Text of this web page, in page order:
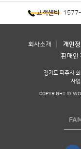
고객센터
회사소개 개인
판매인
경기도 파주시
사
COPYRIGHT ©